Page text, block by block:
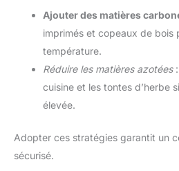
Ajouter des matières
imprimés et copeaux de bois
température.
Réduire les matières azotées:
cuisine et les tontes d’herbe
élevée.
Adopter ces stratégies garantit un
sécurisé.